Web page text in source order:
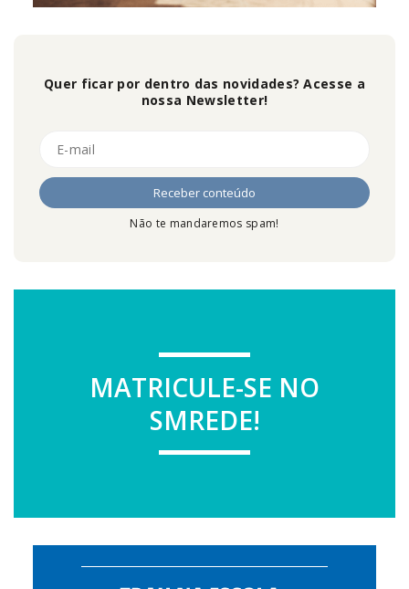
Quer ficar por dentro das novidades? Acesse a
nossa Newsletter!
Não te mandaremos spam!
MATRICULE-SE NO
SMREDE!